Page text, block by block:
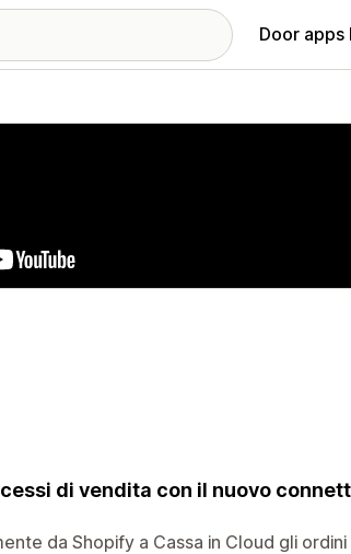
Door apps
di vendita con il nuovo
da Shopify a Cassa in Cloud gli